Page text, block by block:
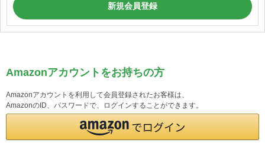
Amazonアカウントをお持ちの方
Amazonアカウントを利用して会員登録されたお客様は、
AmazonのID、パスワードで、ログインすることができます。